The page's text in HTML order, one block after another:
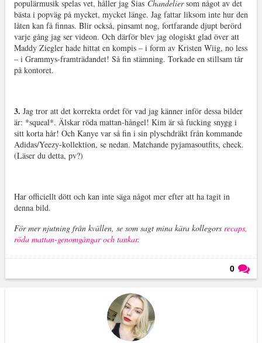
populärmusik spelas vet, håller jag Sias Chandeliersom något av det
bästa i popväg på mycket, mycket länge. Jag fattar liksom inte hur den
låten kan få finnas. Blir också, pinsamt nog, fortfarande djupt berörd
varje gång jag ser videon. Och därför blev jag ologiskt glad över att
Maddy Ziegler hade hittat en kompis – i form av Kristen Wiig, no less
– i Grammys-framträdandet! Så fin stämning. Torkade en stillsam tår
på kontoret.
3. Jag tror att det korrekta ordet för vad jag känner inför dessa bilder
är: *squeal*. Älskar röda mattan-hångel! Kim är så fucking snygg i
sitt korta hår! Och Kanye var så fin i sin plyschdräkt från kommande
Adidas/Yeezy-kollektion, se nedan. Matchande pyjamasoutfits, check.
(Läser du detta, pv?)
Har officiellt dött och kan inte säga något mer efter att ha tagit in
denna bild.
För mer njutning från kvällen, se som sagt mina kära kollegors recaps,
röda mattan-genomgångar och tankar.
0